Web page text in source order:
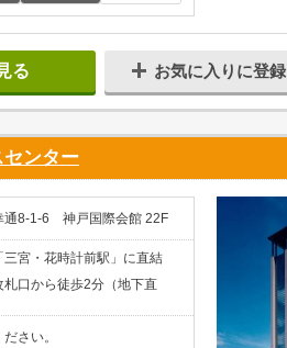
る お気に入りに登録
センター
通8-1-6 神戸国際会館 22F
宮・花時計前駅」に直結
口から徒歩2分（地下直
さい。